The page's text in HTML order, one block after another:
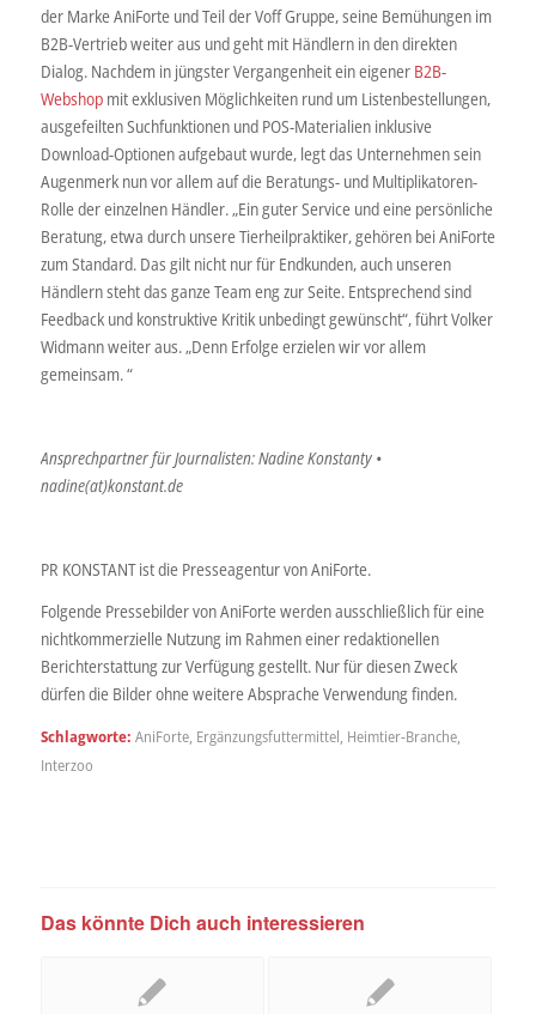
der Marke AniForte und Teil der Voff Gruppe, seine Bemühungen im
B2B-Vertrieb weiter aus und geht mit Händlern in den direkten
Dialog. Nachdem in jüngster Vergangenheit ein eigener B2B-
Webshopmit exklusiven Möglichkeiten rund um Listenbestellungen,
ausgefeilten Suchfunktionen und POS-Materialien inklusive
Download-Optionen aufgebaut wurde, legt das Unternehmen sein
Augenmerk nun vor allem auf die Beratungs- und Multiplikatoren-
Rolle der einzelnen Händler. „Ein guter Service und eine persönliche
Beratung, etwa durch unsere Tierheilpraktiker, gehören bei AniForte
zum Standard. Das gilt nicht nur für Endkunden, auch unseren
Händlern steht das ganze Team eng zur Seite. Entsprechend sind
Feedback und konstruktive Kritik unbedingt gewünscht“, führt Volker
Widmann weiter aus. „Denn Erfolge erzielen wir vor allem
gemeinsam. “
Ansprechpartner für Journalisten: Nadine Konstanty •
nadine(at)konstant.de
PR KONSTANT ist die Presseagentur von AniForte.
Folgende Pressebilder von AniForte werden ausschließlich für eine
nichtkommerzielle Nutzung im Rahmen einer redaktionellen
Berichterstattung zur Verfügung gestellt. Nur für diesen Zweck
dürfen die Bilder ohne weitere Absprache Verwendung finden.
Schlagworte: AniForte, Ergänzungsfuttermittel, Heimtier-Branche,
Interzoo
Das könnte Dich auch interessieren